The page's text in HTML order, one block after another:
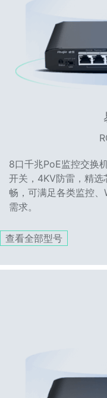
8口千兆PoE监控交换
开关，4KV防雷，精
畅，可满足各类监控
需求。
查看全部型号